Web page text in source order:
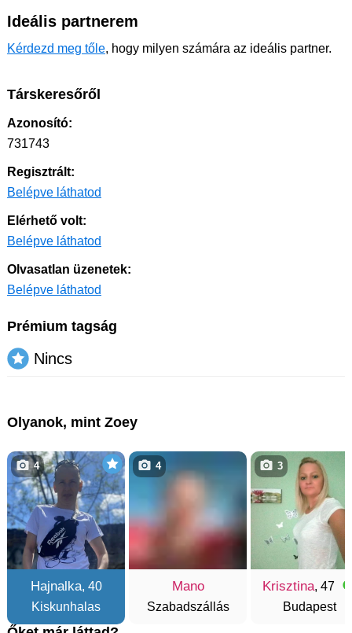
Ideális partnerem
Kérdezd meg tőle, hogy milyen számára az ideális partner.
Társkeresőről
Azonosító:
731743
Regisztrált:
Belépve láthatod
Elérhető volt:
Belépve láthatod
Olvasatlan üzenetek:
Belépve láthatod
Prémium tagság
Nincs
Olyanok, mint Zoey
Hajnalka, 40
Kiskunhalas
4
Mano
Szabadszállás
4
Krisztina, 47
Budapest
3